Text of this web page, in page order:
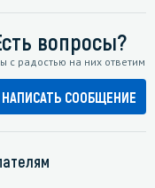
вопросы?
с радостью на них ответим
НАПИСАТЬ СООБЩЕНИЕ